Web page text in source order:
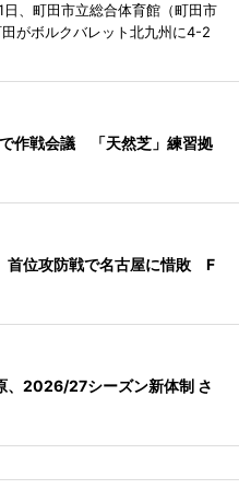
、町田市立総合体育館（町田市
がボルクバレット北九州に4-2
作戦会議 「天然芝」練習拠
首位攻防戦で名古屋に惜敗 F
、2026/27シーズン新体制 さ